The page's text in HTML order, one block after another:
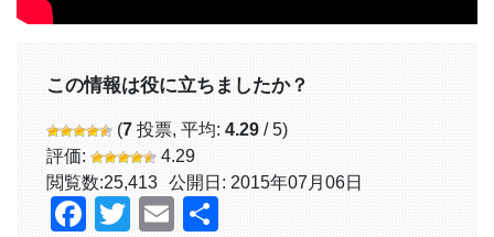
この情報は役に立ちましたか？
(7 投票, 平均: 4.29 / 5)
評価:
4.29
閲覧数:25,413 公開日: 2015年07月06日
Facebook
TwitterEmail